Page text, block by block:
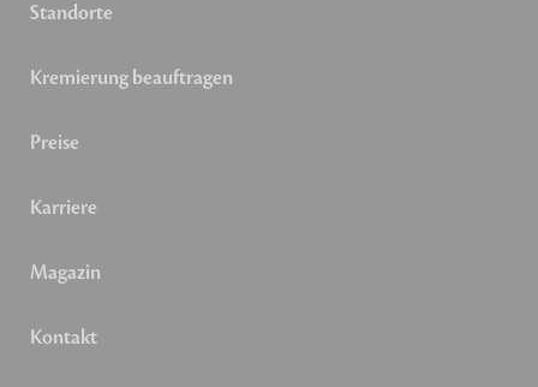
Standorte
Kremierung beauftragen
Preise
Karriere
Magazin
Kontakt